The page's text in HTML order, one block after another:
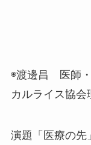
◉渡邊昌 医師
カルライス協会
演題「医療の先」